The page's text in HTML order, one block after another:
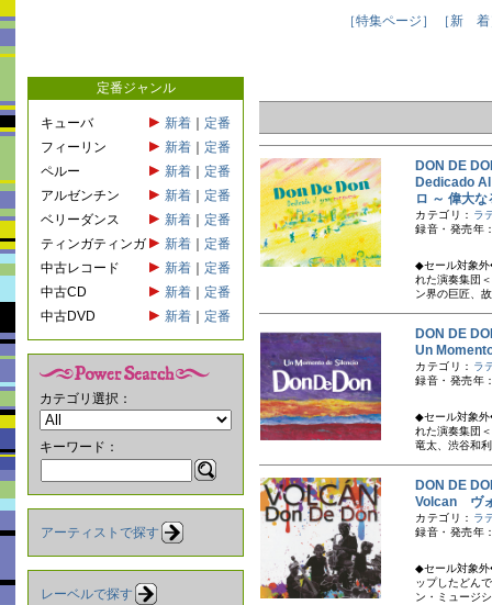
［特集ページ］ ［新 着
定番ジャンル
キューバ 新着
定番
フィーリン
新着
定番
ペルー
新着
定番
アルゼンチン
新着
定番
ベリーダンス
新着
定番
ティンガティンガ
新着
定番
中古レコード
新着
定番
中古CD
新着
定番
中古DVD
新着 定番
カテゴリ選択：
キーワード：
アーティストで探す
レーベルで探す
DON DE
Dedicado
ロ ～ 偉大
カテゴリ： ラ
録音・発売年
◆セール対象外
れた演奏集団
ン界の巨匠、
DON DE
Un
カテゴリ： ラ
録音・発売年
◆セール対象外
れた演奏集団
竜太、渋谷和
DON DE
Volcan ヴ
カテゴリ： ラ
録音・発売年
◆セール対象外
ップしたどん
ン・ミュージ